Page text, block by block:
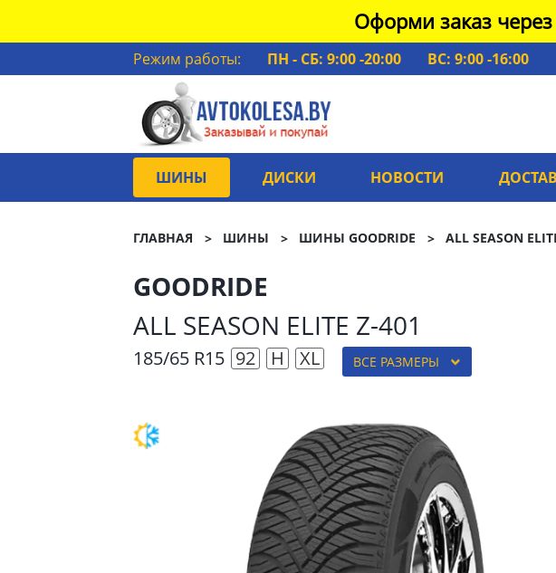
Оформи заказ через
Режим работы: ПН - СБ: 9:00 -20:00
ВС: 9:00 -16:00
ШИНЫ ДИСКИ НОВОСТИ
ГЛАВНАЯ ШИНЫ ШИНЫ GOODRIDE ALL SEASON
GOODRIDE
ALL SEASON ELITE Z-401
185/65 R15 92 H XL ВСЕ РАЗМЕРЫ